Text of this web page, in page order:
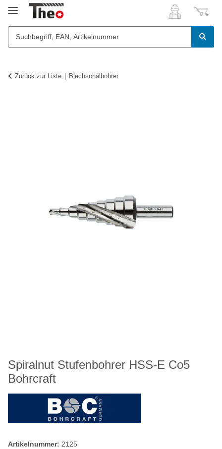
Zurück zur Liste Blechschälbohrer
Spiralnut Stufenbohrer HSS-E Co5
Bohrcraft
Artikelnummer: 2125